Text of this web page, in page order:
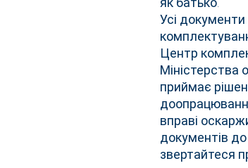
Усі
Центр
Міністерства
приймає
вправі
документів
звертайтеся